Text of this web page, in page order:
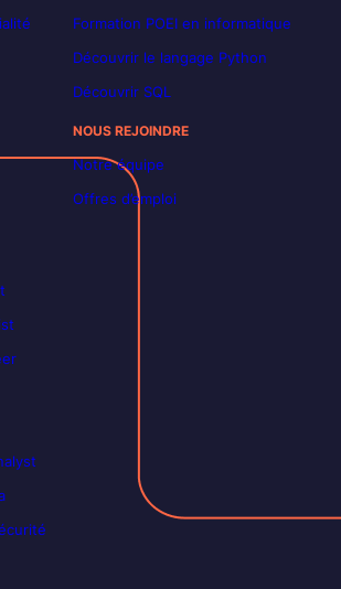
Formation POEI en informatique
Découvrir le langage Python
Découvrir SQL
NOUS REJOINDRE
Notre équipe
Offres d’emploi